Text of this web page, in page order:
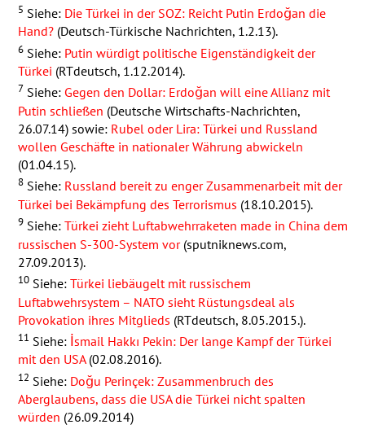
5 Siehe: Die Türkei in der SOZ: Reicht Putin Erdoğan die
Hand?(Deutsch-Türkische Nachrichten, 1.2.13).
6Siehe: Putin würdigt politische Eigenständigkeit der
Türkei (RTdeutsch, 1.12.2014).
7 Siehe: Gegen den Dollar: Erdoğan will eine Allianz mit
Putin schließen (Deutsche Wirtschafts-Nachrichten,
26.07.14) sowie: Rubel oder Lira: Türkei und Russland
wollen Geschäfte in nationaler Währung abwickeln
(01.04.15).
8Siehe: Russland bereit zu enger Zusammenarbeit mit der
Türkei bei Bekämpfung des Terrorismus (18.10.2015).
9Siehe: Türkei zieht Luftabwehrraketen made in China dem
russischen S-300-System vor(sputniknews.com,
27.09.2013).
10Siehe: Türkei liebäugelt mit russischem
Luftabwehrsystem – NATO sieht Rüstungsdeal als
Provokation ihres Mitglieds (RTdeutsch, 8.05.2015.).
11 Siehe: İsmail Hakkı Pekin: Der lange Kampf der Türkei
mit den USA(02.08.2016).
12 Siehe: Doğu Perinçek: Zusammenbruch des
Aberglaubens, dass die USAdie Türkei nicht spalten
würden (26.09.2014)